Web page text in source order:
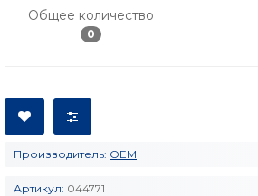
Общее количество
0
Производитель: OEM
Артикул: 044771